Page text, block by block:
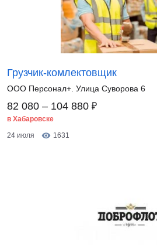
Грузчик-комлектовщик
ООО Персонал+. Улица Суворова 6
82 080 – 104 880 ₽
в Хабаровске
24 июля
1631